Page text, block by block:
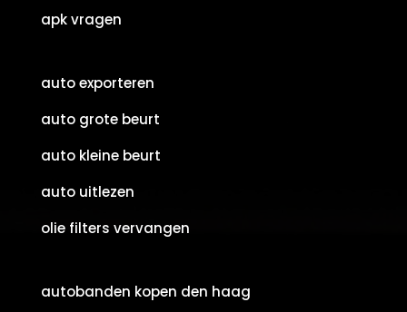
apk vragen
auto exporteren
auto grote beurt
auto kleine beurt
auto uitlezen
olie filters vervangen
autobanden kopen den haag